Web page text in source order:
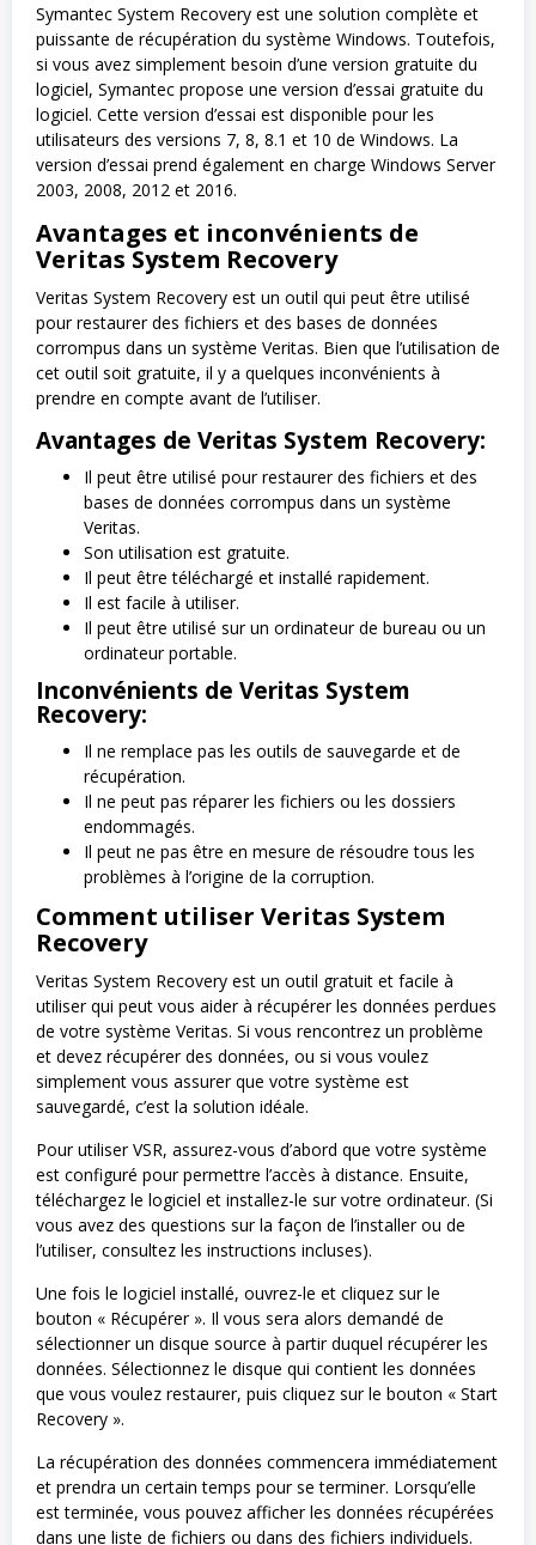
Symantec System Recovery est une solution complète et
puissante de récupération du système Windows. Toutefois,
si vous avez simplement besoin d’une version gratuite du
logiciel, Symantec propose une version d’essai gratuite du
logiciel. Cette version d’essai est disponible pour les
utilisateurs des versions 7, 8, 8.1 et 10 de Windows. La
version d’essai prend également en charge Windows Server
2003, 2008, 2012 et 2016.
Avantages et inconvénients de
Veritas System Recovery
Veritas System Recovery est un outil qui peut être utilisé
pour restaurer des fichiers et des bases de données
corrompus dans un système Veritas. Bien que l’utilisation de
cet outil soit gratuite, il y a quelques inconvénients à
prendre en compte avant de l’utiliser.
Avantages de Veritas System Recovery:
Il peut être utilisé pour restaurer des fichiers et des
bases de données corrompus dans un système
Veritas.
Son utilisation est gratuite.
Il peut être téléchargé et installé rapidement.
Il est facile à utiliser.
Il peut être utilisé sur un ordinateur de bureau ou un
ordinateur portable.
Inconvénients de Veritas System
Recovery:
Il ne remplace pas les outils de sauvegarde et de
récupération.
Il ne peut pas réparer les fichiers ou les dossiers
endommagés.
Il peut ne pas être en mesure de résoudre tous les
problèmes à l’origine de la corruption.
Comment utiliser Veritas System
Recovery
Veritas System Recovery est un outil gratuit et facile à
utiliser qui peut vous aider à récupérer les données perdues
de votre système Veritas. Si vous rencontrez un problème
et devez récupérer des données, ou si vous voulez
simplement vous assurer que votre système est
sauvegardé, c’est la solution idéale.
Pour utiliser VSR, assurez-vous d’abord que votre système
est configuré pour permettre l’accès à distance. Ensuite,
téléchargez le logiciel et installez-le sur votre ordinateur. (Si
vous avez des questions sur la façon de l’installer ou de
l’utiliser, consultez les instructions incluses).
Une fois le logiciel installé, ouvrez-le et cliquez sur le
bouton « Récupérer ». Il vous sera alors demandé de
sélectionner un disque source à partir duquel récupérer les
données. Sélectionnez le disque qui contient les données
que vous voulez restaurer, puis cliquez sur le bouton « Start
Recovery ».
La récupération des données commencera immédiatement
et prendra un certain temps pour se terminer. Lorsqu’elle
est terminée, vous pouvez afficher les données récupérées
dans une liste de fichiers ou dans des fichiers individuels.